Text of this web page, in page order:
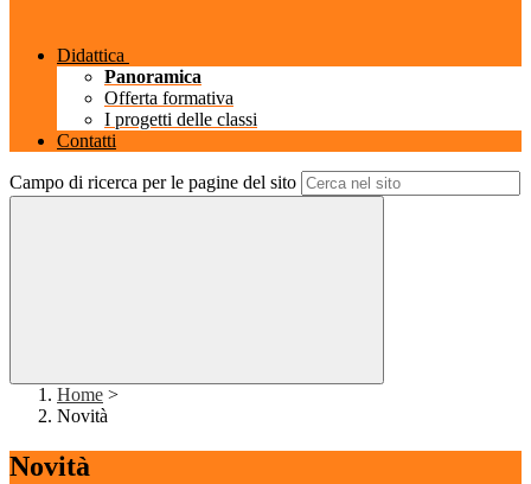
Didattica
Panoramica
Offerta formativa
I progetti delle classi
Contatti
Campo di ricerca per le pagine del sito
Home >
Novità
Novità